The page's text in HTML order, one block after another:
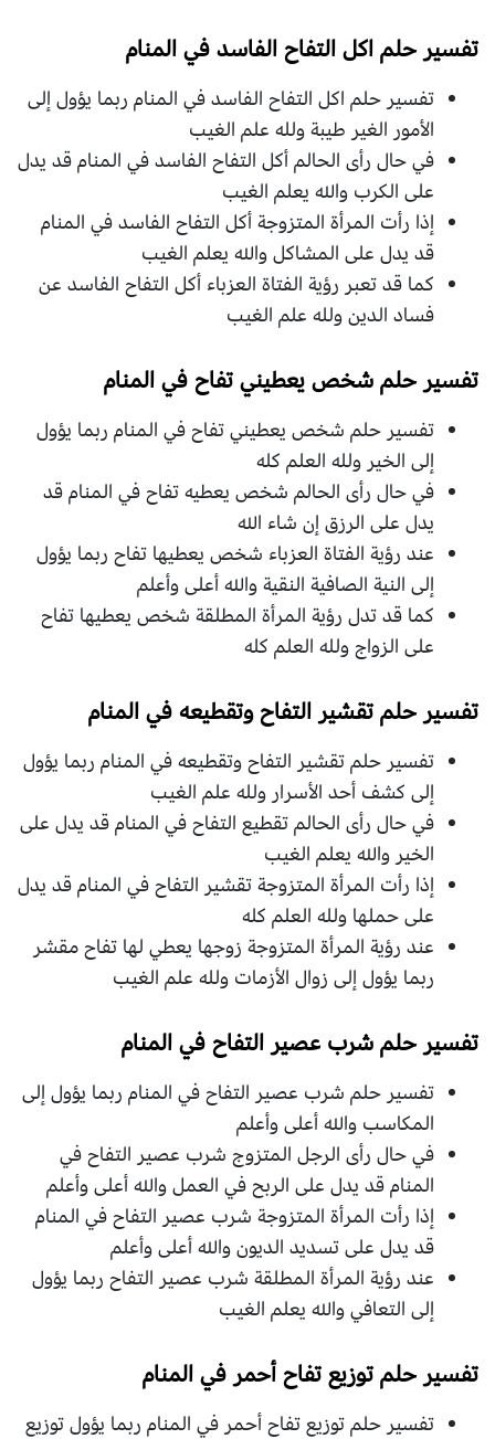
تفسير حلم اكل التفاح الفاسد في المنام
تفسير حلم اكل التفاح الفاسد في المنام ربما يؤول إلى
الأمور الغير طيبة ولله علم الغيب
في حال رأى الحالم أكل التفاح الفاسد في المنام قد يدل
على الكرب والله يعلم الغيب
إذا رأت المرأة المتزوجة أكل التفاح الفاسد في المنام
قد يدل على المشاكل والله يعلم الغيب
كما قد تعبر رؤية الفتاة العزباء أكل التفاح الفاسد عن
فساد الدين ولله علم الغيب
تفسير حلم شخص يعطيني تفاح في المنام
تفسير حلم شخص يعطيني تفاح في المنام ربما يؤول
إلى الخير ولله العلم كله
في حال رأى الحالم شخص يعطيه تفاح في المنام قد
يدل على الرزق إن شاء الله
عند رؤية الفتاة العزباء شخص يعطيها تفاح ربما يؤول
إلى النية الصافية النقية والله أعلى وأعلم
كما قد تدل رؤية المرأة المطلقة شخص يعطيها تفاح
على الزواج ولله العلم كله
تفسير حلم تقشير التفاح وتقطيعه في المنام
تفسير حلم تقشير التفاح وتقطيعه في المنام ربما يؤول
إلى كشف أحد الأسرار ولله علم الغيب
في حال رأى الحالم تقطيع التفاح في المنام قد يدل على
الخير والله يعلم الغيب
إذا رأت المرأة المتزوجة تقشير التفاح في المنام قد يدل
على حملها ولله العلم كله
عند رؤية المرأة المتزوجة زوجها يعطي لها تفاح مقشر
ربما يؤول إلى زوال الأزمات ولله علم الغيب
تفسير حلم شرب عصير التفاح في المنام
تفسير حلم شرب عصير التفاح في المنام ربما يؤول إلى
المكاسب والله أعلى وأعلم
في حال رأى الرجل المتزوج شرب عصير التفاح في
المنام قد يدل على الربح في العمل والله أعلى وأعلم
إذا رأت المرأة المتزوجة شرب عصير التفاح في المنام
قد يدل على تسديد الديون والله أعلى وأعلم
عند رؤية المرأة المطلقة شرب عصير التفاح ربما يؤول
إلى التعافي والله يعلم الغيب
تفسير حلم توزيع تفاح أحمر في المنام
تفسير حلم توزيع تفاح أحمر في المنام ربما يؤول توزيع